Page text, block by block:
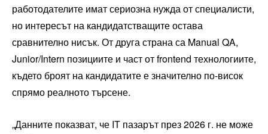
работодателите имат сериозна нужда от специалисти,
но интересът на кандидатстващите остава
сравнително нисък. От друга страна са Manual QA,
Junior/Intern позициите и част от frontend технологиите,
където броят на кандидатите е значително по-висок
спрямо реалното търсене.
„Данните показват, че IT пазарът през 2026 г. не може